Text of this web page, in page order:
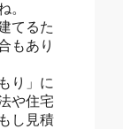
。
てるた
もあり
り」に
や住宅
し見積